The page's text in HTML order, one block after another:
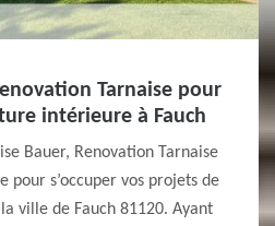
Tarnaise pour
intérieure à Fauch
Bauer, Renovation Tarnaise
s’occuper vos projets de
ville de Fauch 81120. Ayant